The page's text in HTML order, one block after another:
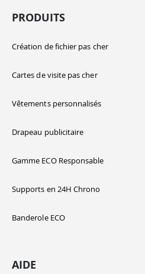
PRODUITS
Création de fichier pas cher
Cartes de visite pas cher
Vêtements personnalisés
Drapeau publicitaire
Gamme ECO Responsable
Supports en 24H Chrono
Banderole ECO
AIDE